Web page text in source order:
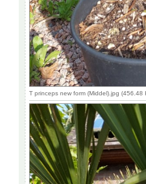
T princeps new form (Middel).jpg